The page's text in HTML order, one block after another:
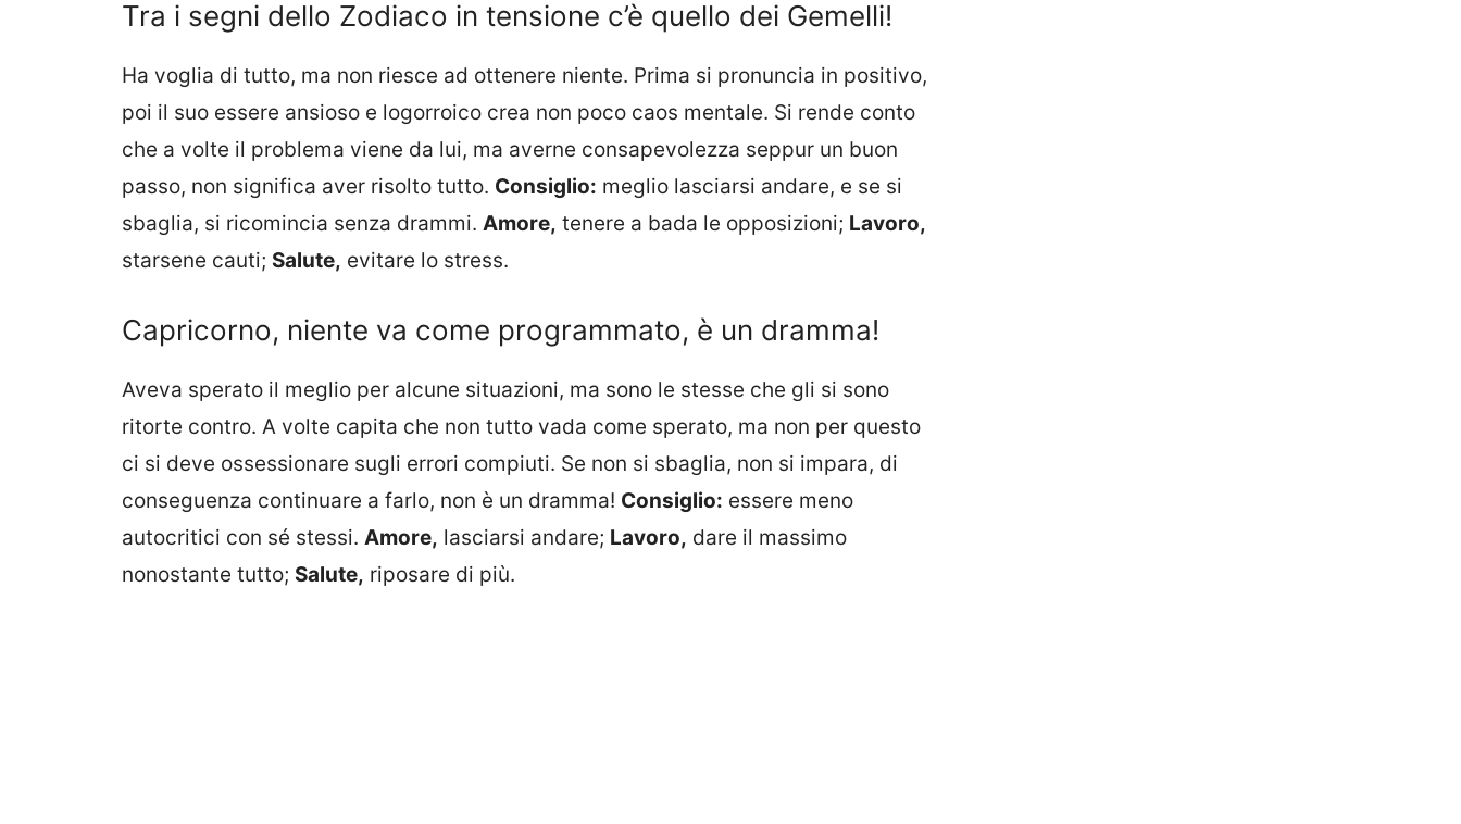
Tra i segni dello Zodiaco in tensione c’è quello dei Gemelli!
Ha voglia di tutto, ma non riesce ad ottenere niente. Prima si pronuncia in positivo,
poi il suo essere ansioso e logorroico crea non poco caos mentale. Si rende conto
che a volte il problema viene da lui, ma averne consapevolezza seppur un buon
passo, non significa aver risolto tutto. Consiglio: meglio lasciarsi andare, e se si
sbaglia, si ricomincia senza drammi. Amore, tenere a bada le opposizioni; Lavoro,
starsene cauti; Salute, evitare lo stress.
Capricorno, niente va come programmato, è un dramma!
Aveva sperato il meglio per alcune situazioni, ma sono le stesse che gli si sono
ritorte contro. A volte capita che non tutto vada come sperato, ma non per questo
ci si deve ossessionare sugli errori compiuti. Se non si sbaglia, non si impara, di
conseguenza continuare a farlo, non è un dramma! Consiglio: essere meno
autocritici con sé stessi. Amore, lasciarsi andare; Lavoro, dare il massimo
nonostante tutto; Salute, riposare di più.